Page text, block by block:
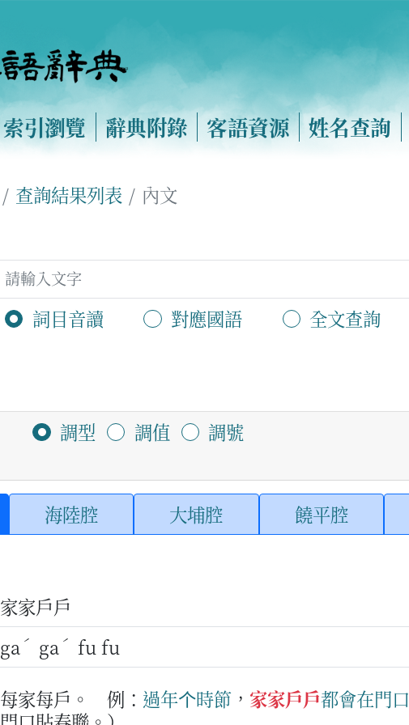
索引瀏覽 辭典附錄 客語資源 姓名查詢
查詢結果列表 內文
詞目音讀 對應國語 全文查詢
調型 調值 調號
海陸腔 大埔腔 饒平腔
家家戶戶
ga ˊ ga ˊ fu fu
每家每戶。 例： 過年个時節 ， 家家戶戶都會在門口